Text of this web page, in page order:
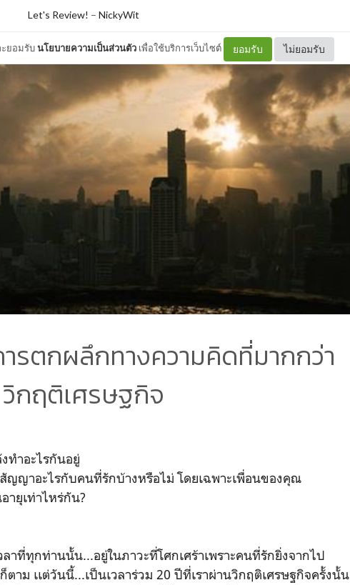
ะยอมรับนโยบายความเป็นส่วนตัว เพื่อใช้บริการเว็บไซต์ ยอมรับ ไม่ยอมรับ
Let's Review! – NickyWit
รตกผลึกทางความคิดที่มากกว่า
วิกฤติเศรษฐกิจ
ทำอะไรกันอยู่
ญญาอะไรกับคนที่รักบ้างหรือไม่ โดยเฉพาะเพื่อนของคุณ
ายุเท่าไหร่กัน?
าที่ทุกท่านนั้น...อยู่ในภาวะที่โศกเศร้าเพราะคนที่รักยิ่งจากไป
ตาม เเต่วันนี้...เป็นเวลาร่วม 20 ปีที่เราผ่านวิกฤติเศรษฐกิจครั้งนั้น